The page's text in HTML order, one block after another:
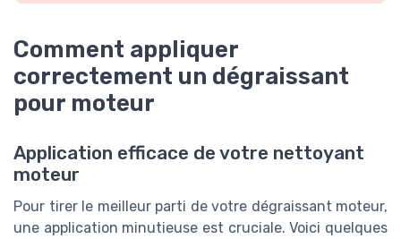
Comment appliquer
correctement un dégraissant
pour moteur
Application efficace de votre nettoyant
moteur
Pour tirer le meilleur parti de votre dégraissant moteur,
une application minutieuse est cruciale. Voici quelques